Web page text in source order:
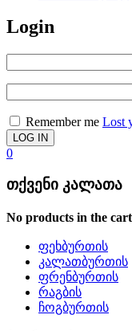
Login
Remember me Lost
0
თქვენი კალათა
No products in the
ფეხბურთის
კალათბურთის
ფრენბურთის
რაგბის
ჩოგბურთის